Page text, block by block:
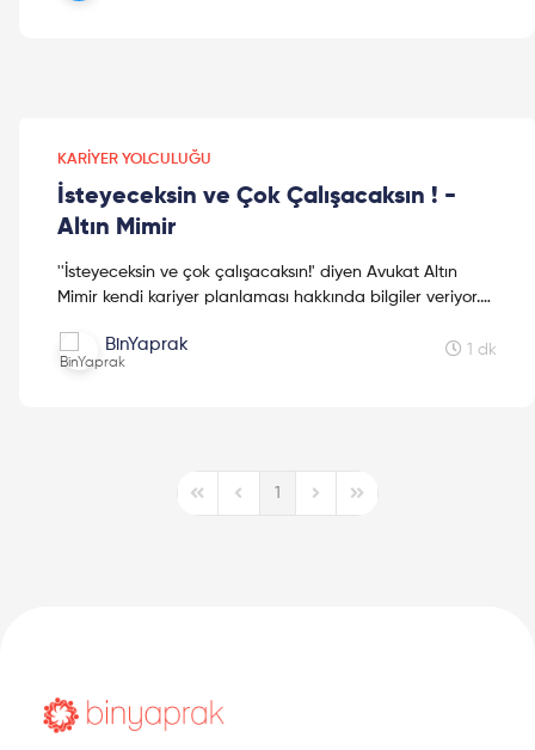
KARIYER YOLCULUĞU
İsteyeceksin ve Çok Çalışacaksın ! -
Altın Mimir
''İsteyeceksin ve çok çalışacaksın!' diyen Avukat Altın
Mimir kendi kariyer planlaması hakkında bilgiler veriyor.
BinYaprak 1 dk
First PagePrevious Page
1
Next PageLast Page